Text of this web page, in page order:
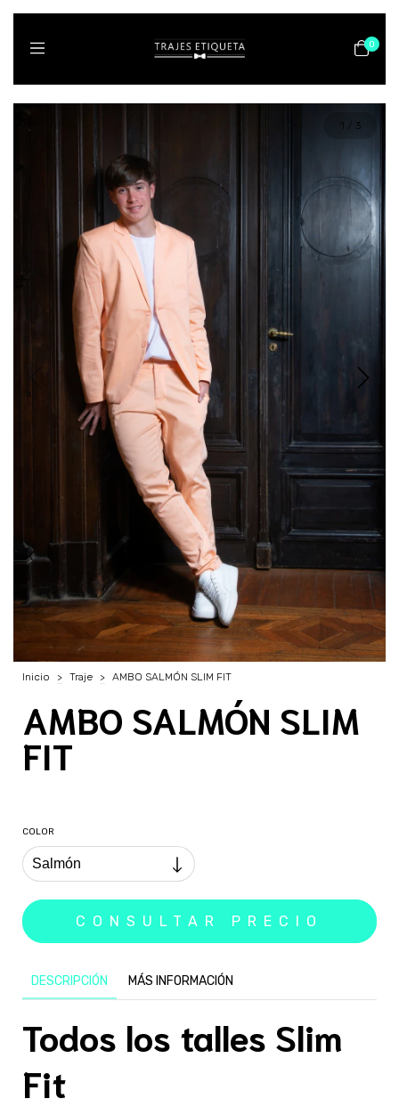
0
1 / 3
Inicio > Traje > AMBO SALMÓN SLIM FIT
AMBO SALMÓN SLIM
FIT
COLOR
DESCRIPCIÓN MÁS INFORMACIÓN
Todos los talles Slim
Fit